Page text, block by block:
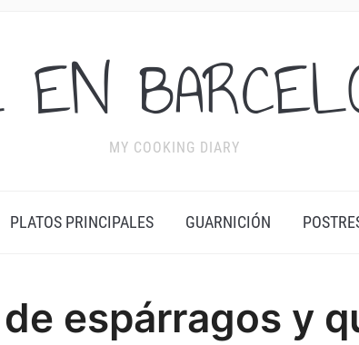
MY COOKING DIARY
PLATOS PRINCIPALES GUARNICIÓN
espárragos y